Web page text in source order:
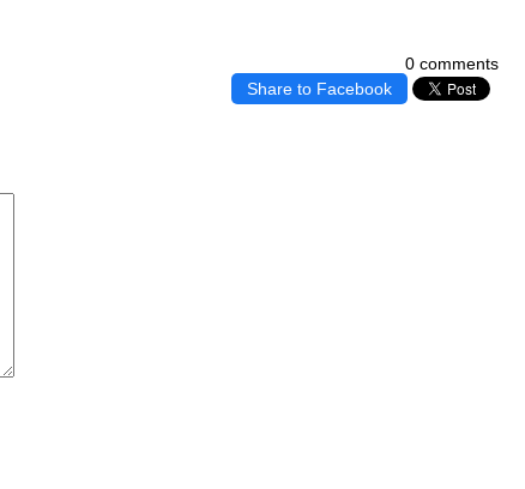
0 comments
Share to Facebook